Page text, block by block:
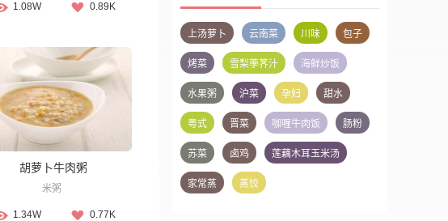
1.08W 0.89K
胡萝卜牛肉粥
米粥
1.34W 0.77K
上汤萝卜 云南菜 川味 包子
烤菜 雪梨荸荠汁 海鲜炒饭
水果粥 沪菜 孕妇 甜水
粤式 晋菜 咖喱牛肉饭 肠粉
苏菜 卤鸡 莲藕木耳玉米汤
家常蒸 蒸饺